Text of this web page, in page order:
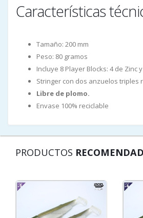
Características
Tamaño: 200 mm
Peso: 80 gramos
Incluye 8 Player Blocks: 4 de Zinc
Stringer con dos anzuelos triples
Libre de plomo.
Envase 100% reciclable
PRODUCTOS